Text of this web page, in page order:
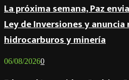
La próxima semana, Paz
Ley de Inversiones y
hidrocarburos y minería
06/08/20260